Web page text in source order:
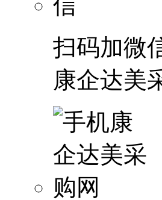
扫码加微
康企达美